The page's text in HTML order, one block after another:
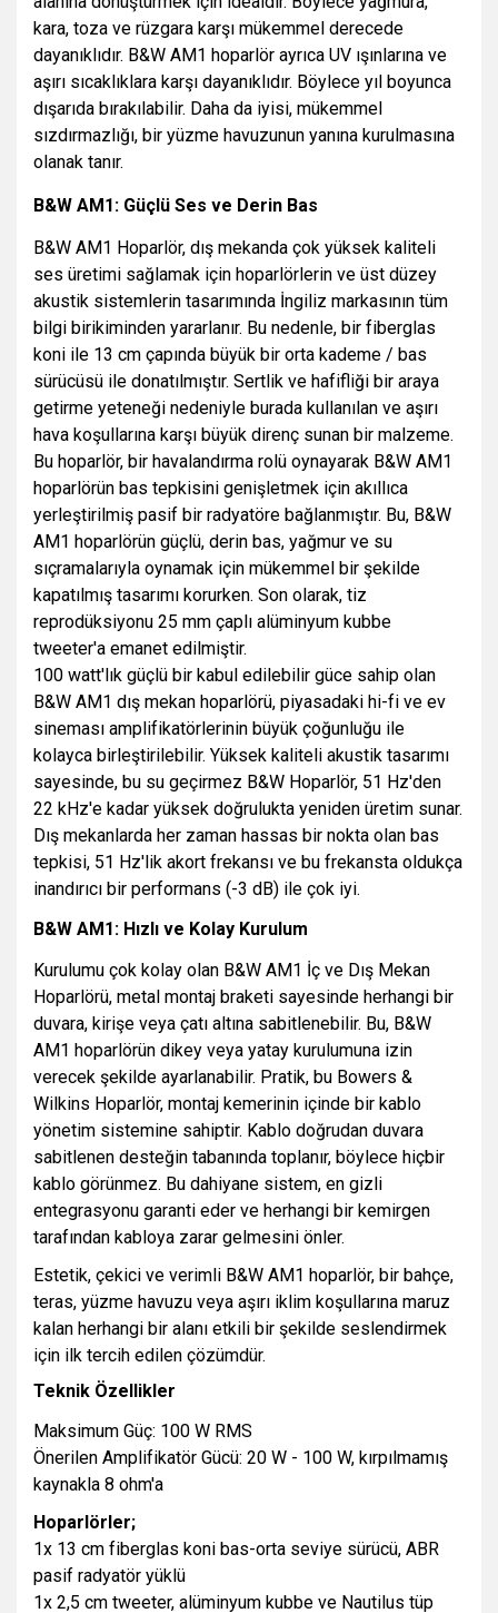
kara, toza ve rüzgara karşı mükemmel derecede
dayanıklıdır. B&W AM1 hoparlör ayrıca UV ışınlarına ve
aşırı sıcaklıklara karşı dayanıklıdır. Böylece yıl boyunca
dışarıda bırakılabilir. Daha da iyisi, mükemmel
sızdırmazlığı, bir yüzme havuzunun yanına kurulmasına
olanak tanır.
B&W AM1: Güçlü Ses ve Derin Bas
B&W AM1 Hoparlör, dış mekanda çok yüksek kaliteli
ses üretimi sağlamak için hoparlörlerin ve üst düzey
akustik sistemlerin tasarımında İngiliz markasının tüm
bilgi birikiminden yararlanır. Bu nedenle, bir fiberglas
koni ile 13 cm çapında büyük bir orta kademe / bas
sürücüsü ile donatılmıştır. Sertlik ve hafifliği bir araya
getirme yeteneği nedeniyle burada kullanılan ve aşırı
hava koşullarına karşı büyük direnç sunan bir malzeme.
Bu hoparlör, bir havalandırma rolü oynayarak B&W AM1
hoparlörün bas tepkisini genişletmek için akıllıca
yerleştirilmiş pasif bir radyatöre bağlanmıştır. Bu, B&W
AM1 hoparlörün güçlü, derin bas, yağmur ve su
sıçramalarıyla oynamak için mükemmel bir şekilde
kapatılmış tasarımı korurken. Son olarak, tiz
reprodüksiyonu 25 mm çaplı alüminyum kubbe
tweeter'a emanet edilmiştir.
100 watt'lık güçlü bir kabul edilebilir güce sahip olan
B&W AM1 dış mekan hoparlörü, piyasadaki hi-fi ve ev
sineması amplifikatörlerinin büyük çoğunluğu ile
kolayca birleştirilebilir. Yüksek kaliteli akustik tasarımı
sayesinde, bu su geçirmez B&W Hoparlör, 51 Hz'den
22 kHz'e kadar yüksek doğrulukta yeniden üretim sunar.
Dış mekanlarda her zaman hassas bir nokta olan bas
tepkisi, 51 Hz'lik akort frekansı ve bu frekansta oldukça
inandırıcı bir performans (-3 dB) ile çok iyi.
B&W AM1: Hızlı ve Kolay Kurulum
Kurulumu çok kolay olan B&W AM1 İç ve Dış Mekan
Hoparlörü, metal montaj braketi sayesinde herhangi bir
duvara, kirişe veya çatı altına sabitlenebilir. Bu, B&W
AM1 hoparlörün dikey veya yatay kurulumuna izin
verecek şekilde ayarlanabilir. Pratik, bu Bowers &
Wilkins Hoparlör, montaj kemerinin içinde bir kablo
yönetim sistemine sahiptir. Kablo doğrudan duvara
sabitlenen desteğin tabanında toplanır, böylece hiçbir
kablo görünmez. Bu dahiyane sistem, en gizli
entegrasyonu garanti eder ve herhangi bir kemirgen
tarafından kabloya zarar gelmesini önler.
Estetik, çekici ve verimli B&W AM1 hoparlör, bir bahçe,
teras, yüzme havuzu veya aşırı iklim koşullarına maruz
kalan herhangi bir alanı etkili bir şekilde seslendirmek
için ilk tercih edilen çözümdür.
Teknik Özellikler
Maksimum Güç: 100 W RMS
Önerilen Amplifikatör Gücü: 20 W - 100 W, kırpılmamış
kaynakla 8 ohm'a
Hoparlörler;
1x 13 cm fiberglas koni bas-orta seviye sürücü, ABR
pasif radyatör yüklü
1x 2,5 cm tweeter, alüminyum kubbe ve Nautilus tüp